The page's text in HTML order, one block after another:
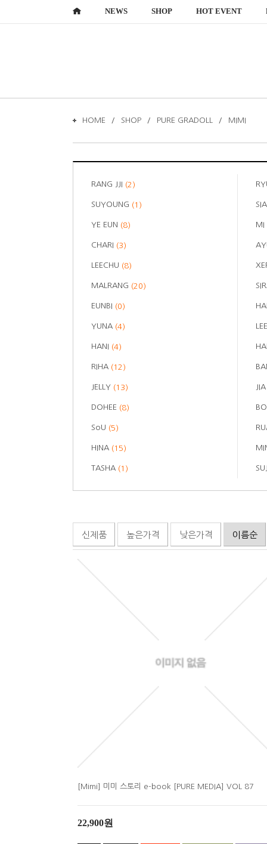
NEWS SHOP HOT EVENT
HOME SHOP PURE GRADOLL MIMI
RANG JJI (2)
SUYOUNG (1) SIA
YE EUN (8) MI
CHARI (3)
LEECHU (8)
MALRANG (20)
EUNBI (0)
YUNA (4)
HANI (4)
RIHA (12)
JELLY (13) JIA
DOHEE (8)
SoU (5)
HINA (15)
TASHA (1)
신제품 높은가격 낮은가격 이름순
[Mimi] 미미 스토리 e-book [PURE MEDIA] VOL 87
22,900원